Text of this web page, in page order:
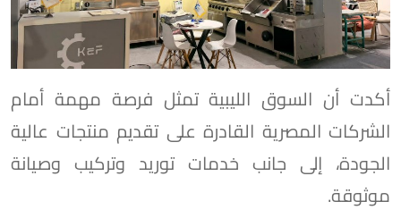
أكدت أن السوق الليبية تمثل فرصة مهمة أمام
الشركات المصرية القادرة على تقديم منتجات عالية
الجودة، إلى جانب خدمات توريد وتركيب وصيانة
موثوقة.